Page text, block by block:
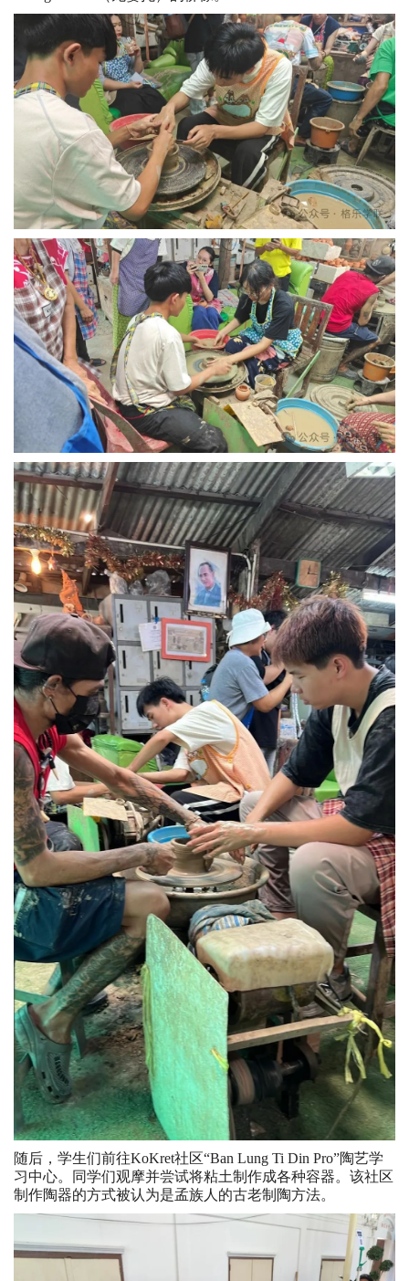
随后，学生们前往KoKret社区“Ban Lung Ti Din Pro”陶艺学
习中心。同学们观摩并尝试将粘土制作成各种容器。该社区
制作陶器的方式被认为是孟族人的古老制陶方法。